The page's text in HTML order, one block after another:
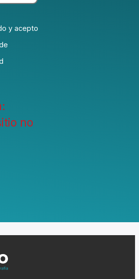
y acepto
no